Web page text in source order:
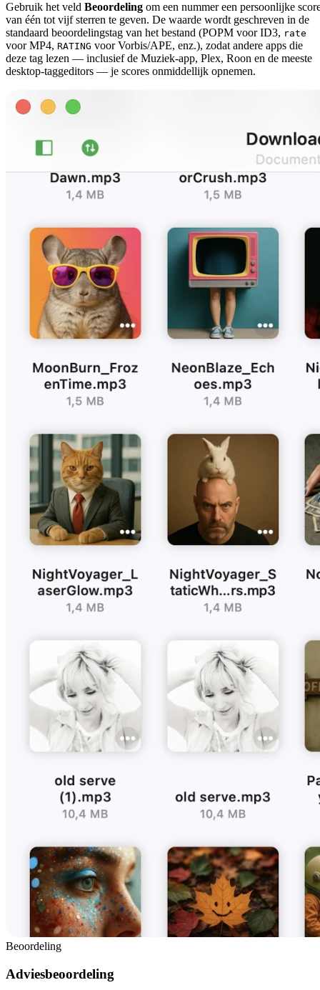
Gebruik het veld Beoordeling om een nummer een persoonlijke
van één tot vijf sterren te geven. De waarde wordt geschreven in de
standaard beoordelingstag van het bestand (POPM voor ID3, rate
voor MP4, RATING voor Vorbis/APE, enz.), zodat andere apps die
deze tag lezen — inclusief de Muziek-app, Plex, Roon en de meeste
desktop-taggeditors — je scores onmiddellijk opnemen.
Beoordeling
Adviesbeoordeling